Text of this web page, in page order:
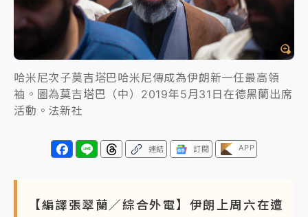
故宮《龍藏經》特展第2檔！今線上預約開賣一度塞車
周六起展出延長至晚上7時
押庭
父親節泡湯了！中颱白海豚雨彈轟3天 「紅到發紫」降
哈米尼次子莫吉塔巴哈米尼傳成為伊朗新一任最高領
袖。圖為莫吉塔巴（中）2019年5月31日在德黑蘭出席
活動。法新社
連結 訂閱 APP
【編譯張翠蘭／綜合外電】伊朗上周六在遭